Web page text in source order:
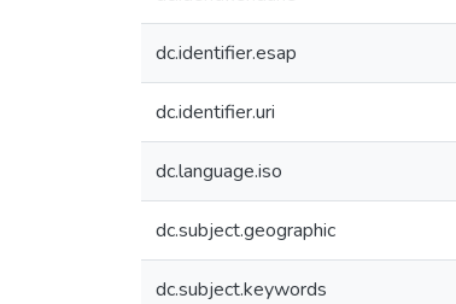
dc.identifier.esap
dc.identifier.uri
dc.language.iso
dc.subject.geographic
dc.subject.keywords